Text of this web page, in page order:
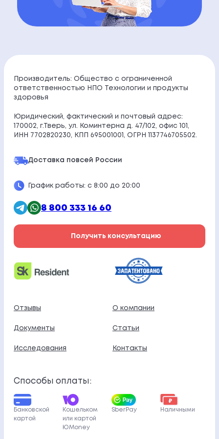
Производитель: Общество с ограниченной
ответственностью НПО Технологии и продукты
здоровья
Юридический, фактический и почтовый адрес:
170002, г.Тверь, ул. Коминтерна д. 47/102, офис 101,
ИНН 7702820230, КПП 695001001, ОГРН 1137746705502.
Доставка повсей России
График работы: с 8:00 до 20:00
8 800 333 16 60
Получить консультацию
Отзывы О компании
Документы Статьи
Исследования Контакты
Способы оплаты:
Банковской
картой
Кошельком
или картой
ЮMoney
SberPay Наличными